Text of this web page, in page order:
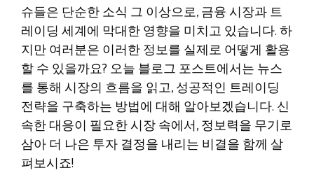
슈들은 단순한 소식 그 이상으로, 금융 시장과 트
레이딩 세계에 막대한 영향을 미치고 있습니다. 하
지만 여러분은 이러한 정보를 실제로 어떻게 활용
할 수 있을까요? 오늘 블로그 포스트에서는 뉴스
를 통해 시장의 흐름을 읽고, 성공적인 트레이딩
전략을 구축하는 방법에 대해 알아보겠습니다. 신
속한 대응이 필요한 시장 속에서, 정보력을 무기로
삼아 더 나은 투자 결정을 내리는 비결을 함께 살
펴보시죠!